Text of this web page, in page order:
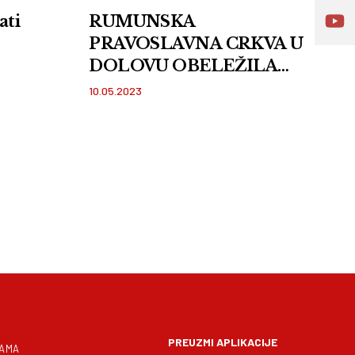
RUMUNSKA
PRAVOSLAVNA CRKVA U
DOLOVU OBELEŽILA
SVOJU HRAMOVNU
10.05.2023
PREUZMI APLIKACIJE